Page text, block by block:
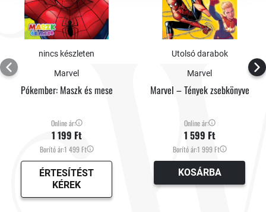
nincs készleten
Marvel
Pókember: Maszk és mese
Online ár:
1 199 Ft
Borító ár:1 499 Ft
ÉRTESÍTÉST
KÉREK
Utolsó darabok
Marvel
Marvel – Tények zsebkönyve
Online ár:
1 599 Ft
Borító ár:1 999 Ft
KOSÁRBA